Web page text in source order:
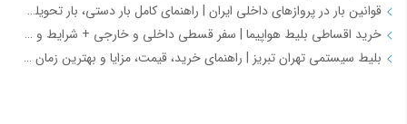
قوانین بار در پروازهای داخلی ایران | راهنمای کامل بار دستی، بار تحویلی و مقررات حمل بار
خرید اقساطی بلیط هواپیما | سفر قسطی داخلی و خارجی + شرایط و مدارک | اسپادچارتر
بلیط سیستمی تهران تبریز | راهنمای خرید، قیمت، مزایا و بهترین زمان رزرو